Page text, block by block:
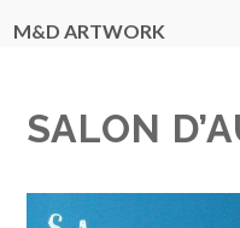
M&D ARTWORK
SALON